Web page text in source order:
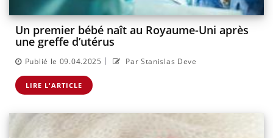
Un premier bébé naît au Royaume-Uni après
une greffe d’utérus
Publié le 09.04.2025 | Par Stanislas Deve
LIRE L'ARTICLE